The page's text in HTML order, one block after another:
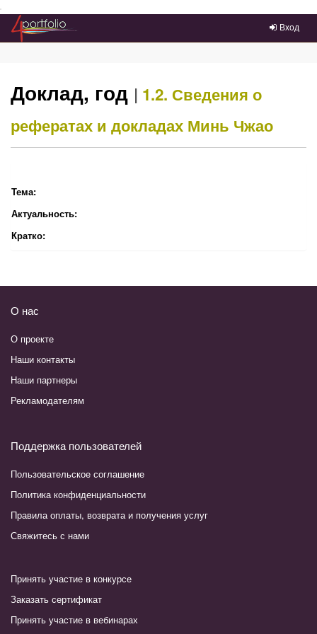
Преейти на главное меню
Вход
Доклад, год | 1.2. Сведения о
рефератах и докладах Минь Чжао
Тема:
Актуальность:
Кратко:
О нас
О проекте
Наши контакты
Наши партнеры
Рекламодателям
Поддержка пользователей
Пользовательское соглашение
Политика конфиденциальности
Правила оплаты, возврата и получения услуг
Свяжитесь с нами
Принять участие в конкурсе
Заказать сертификат
Принять участие в вебинарах